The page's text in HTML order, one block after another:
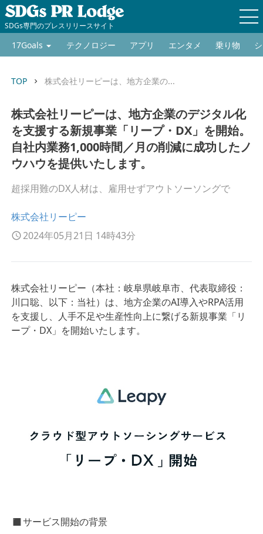
SDGs専門のプレスリリースサイト
17Goals テクノロジー アプリ エンタメ 乗り物
TOP keyboard_arrow_right 株式会社リーピーは、地方企業の...
株式会社リーピーは、地方企業のデジタル化
を支援する新規事業「リープ・DX」を開始。
自社内業務1,000時間／月の削減に成功したノ
ウハウを提供いたします。
超採用難のDX人材は、雇用せずアウトソーソングで
株式会社リーピー
2024年05月21日 14時43分
株式会社リーピー（本社：岐阜県岐阜市、代表取締役：
川口聡、以下：当社）は、地方企業のAI導入やRPA活用
を支援し、人手不足や生産性向上に繋げる新規事業「リ
ープ・DX」を開始いたします。
◼︎サービス開始の背景